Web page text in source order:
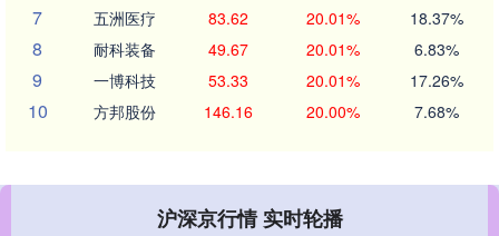
7 五洲医疗 83.62 20.01% 18.37%
8 耐科装备 49.67 20.01% 6.83%
9 一博科技 53.33 20.01% 17.26%
10 方邦股份 146.16 20.00% 7.68%
沪深京行情 实时轮播